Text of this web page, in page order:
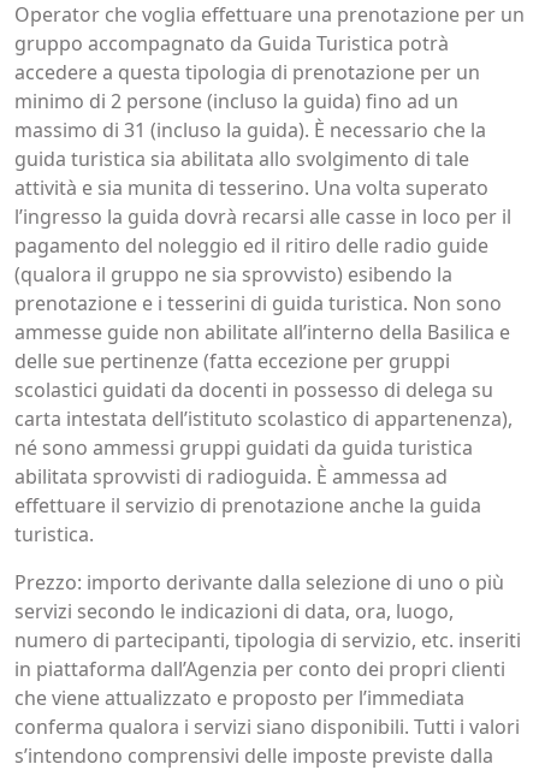
Operator che voglia effettuare una prenotazione per un
gruppo accompagnato da Guida Turistica potrà
accedere a questa tipologia di prenotazione per un
minimo di 2 persone (incluso la guida) fino ad un
massimo di 31 (incluso la guida). È necessario che la
guida turistica sia abilitata allo svolgimento di tale
attività e sia munita di tesserino. Una volta superato
l’ingresso la guida dovrà recarsi alle casse in loco per il
pagamento del noleggio ed il ritiro delle radio guide
(qualora il gruppo ne sia sprovvisto) esibendo la
prenotazione e i tesserini di guida turistica. Non sono
ammesse guide non abilitate all’interno della Basilica e
delle sue pertinenze (fatta eccezione per gruppi
scolastici guidati da docenti in possesso di delega su
carta intestata dell’istituto scolastico di appartenenza),
né sono ammessi gruppi guidati da guida turistica
abilitata sprovvisti di radioguida. È ammessa ad
effettuare il servizio di prenotazione anche la guida
turistica.
Prezzo: importo derivante dalla selezione di uno o più
servizi secondo le indicazioni di data, ora, luogo,
numero di partecipanti, tipologia di servizio, etc. inseriti
in piattaforma dall’Agenzia per conto dei propri clienti
che viene attualizzato e proposto per l’immediata
conferma qualora i servizi siano disponibili. Tutti i valori
s’intendono comprensivi delle imposte previste dalla